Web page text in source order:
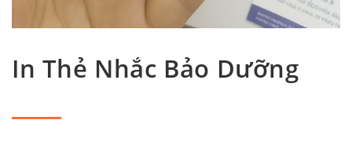
In Thẻ Nhắc Bảo Dưỡng